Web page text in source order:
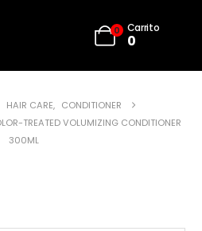
0 Carrito
0
HAIR CARE, CONDITIONER
TREATED VOLUMIZING CONDITIONER
300ML